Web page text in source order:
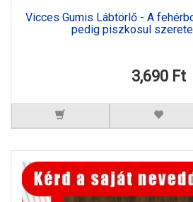
Vicces Gumis Lábtörlő - A
pedig piszkosul
3,690 Ft